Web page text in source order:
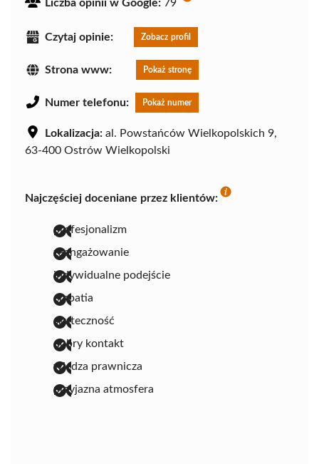
Liczba opinii w Google: 79
Czytaj opinie: Zobacz profil
Strona www: Pokaż stronę
Numer telefonu: Pokaż numer
Lokalizacja: al. Powstańców Wielkopolskich 9,
63-400 Ostrów Wielkopolski
Najczęściej doceniane przez klientów:
profesjonalizm
zaangażowanie
indywidualne podejście
empatia
skuteczność
dobry kontakt
wiedza prawnicza
przyjazna atmosfera